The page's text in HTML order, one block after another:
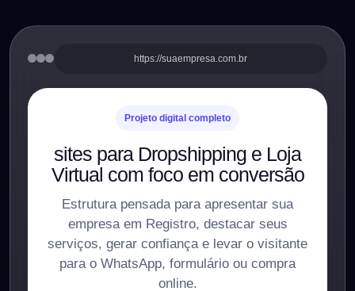
https://suaempresa.com.br
Projeto digital completo
sites para Dropshipping e Loja
Virtual com foco em conversão
Estrutura pensada para apresentar sua
empresa em Registro, destacar seus
serviços, gerar confiança e levar o visitante
para o WhatsApp, formulário ou compra
online.